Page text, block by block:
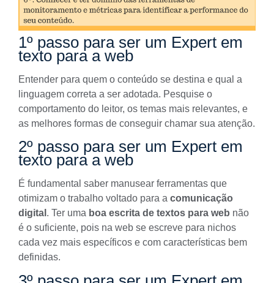
1º passo para ser um Expert em
texto para a web
Entender para quem o conteúdo se destina e qual a
linguagem correta a ser adotada. Pesquise o
comportamento do leitor, os temas mais relevantes, e
as melhores formas de conseguir chamar sua atenção.
2º passo para ser um Expert em
texto para a web
É fundamental saber manusear ferramentas que
otimizam o trabalho voltado para a comunicação
digital . Ter uma boa escrita de textos para web não
é o suficiente, pois na web se escreve para nichos
cada vez mais específicos e com características bem
definidas.